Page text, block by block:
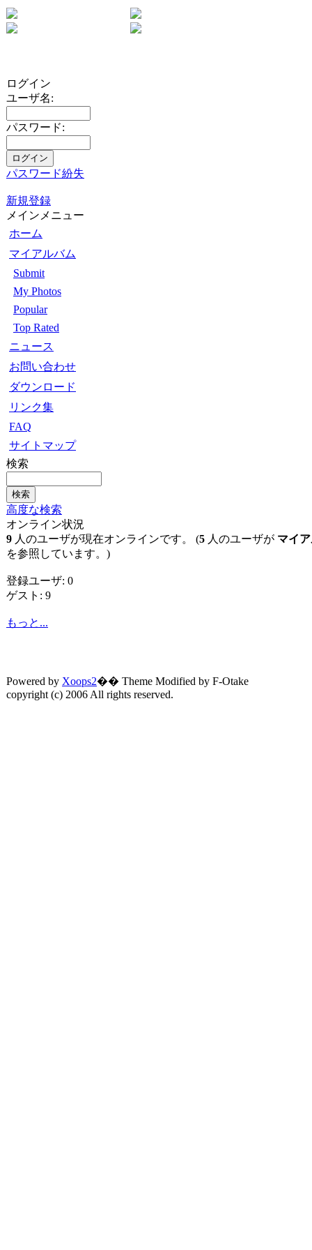
ログイン
ユーザ名:
パスワード:
パスワード紛失
新規登録
メインメニュー
ホーム
マイアルバム
Submit
My Photos
Popular
Top Rated
ニュース
お問い合わせ
ダウンロード
リンク集
FAQ
サイトマップ
検索
高度な検索
オンライン状況
9 人のユーザが現在オンラインです。 (5 人のユーザが マイ
を参照しています。)
登録ユーザ: 0
ゲスト: 9
もっと...
Powered by Xoops2�� Theme Modified by F-Otake
copyright (c) 2006 All rights reserved.